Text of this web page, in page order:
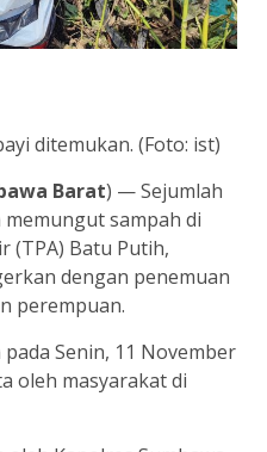
ditemukan. (Foto: ist)
Barat) — Sejumlah
sampah di
(TPA) Batu Putih,
dengan penemuan
perempuan.
Senin, 11 November
oleh masyarakat di